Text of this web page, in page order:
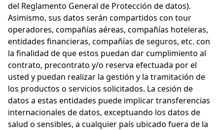
del Reglamento General de Protección de datos).
Asimismo, sus datos serán compartidos con tour
operadores, compañías aéreas, compañías hoteleras,
entidades financieras, compañías de seguros, etc. con
la finalidad de que estos puedan dar cumplimiento al
contrato, precontrato y/o reserva efectuada por el
usted y puedan realizar la gestión y la tramitación de
los productos o servicios solicitados. La cesión de
datos a estas entidades puede implicar transferencias
internacionales de datos, exceptuando los datos de
salud o sensibles, a cualquier país ubicado fuera de la